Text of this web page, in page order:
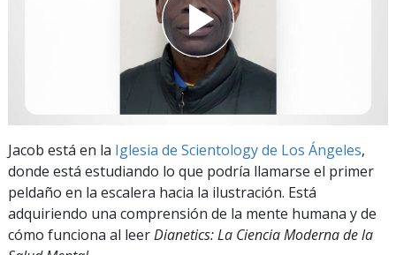
Jacob está en la Iglesia de Scientology de Los Ángeles,
donde está estudiando lo que podría llamarse el primer
peldaño en la escalera hacia la ilustración. Está
adquiriendo una comprensión de la mente humana y de
cómo funciona al leerDianetics: La Ciencia Moderna de la